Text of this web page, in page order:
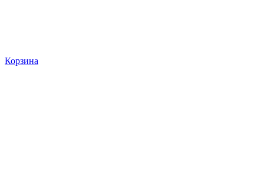
Корзина